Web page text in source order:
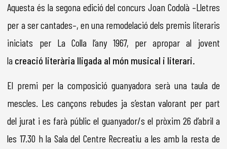
Aquesta és la segona edició del concurs Joan Codolà –Lletres
per a ser cantades–, en una remodelació dels premis literaris
iniciats per La Colla l’any 1967, per apropar al jovent
la creació literària lligada al món musical i literari.
El premi per la composició guanyadora serà una taula de
mescles. Les cançons rebudes ja s’estan valorant per part
del jurat i es farà públic el guanyador/s el pròxim 26 d’abril a
les 17.30 h la Sala del Centre Recreatiu a les amb la resta de